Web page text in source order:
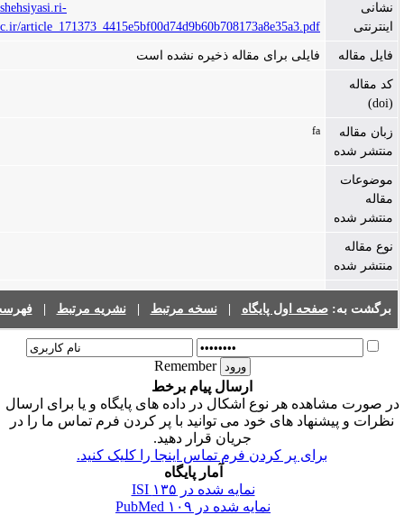
https://andishehsiyasi.ri-
khomeini.ac.ir/article_171373_4415e5bf00d74d9b60b708173a8e35a3.pdf
فایلی برای مقاله ذخیره نشده است
fa
صفحه اول پایگاه|نسخه مرتبط|نشریه مرتبط|فهرست نشریات
Remember
ارسال پیام برخط
هر نوع اشکال در داده های پایگاه و یا برای ارسال
های خود می توانید با پر کردن فرم تماس ما را در
جریان قرار دهید.
برای پر کردن فرم تماس اینجا را کلیک کنید.
نمایه شده در ISI۱۳۵
نمایه شده در PubMed۱۰۹